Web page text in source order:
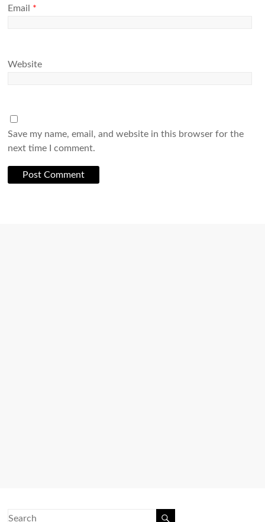
Email *
Website
Save my name, email, and website in this browser for the
next time I comment.